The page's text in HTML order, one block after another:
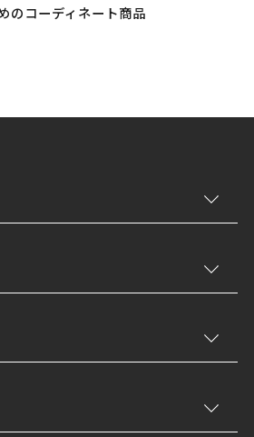
のコーディネート商品